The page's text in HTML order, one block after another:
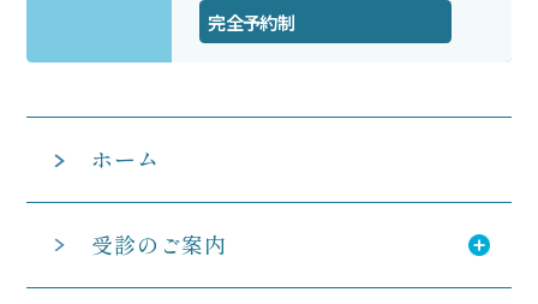
完全予約制
ホーム
受診のご案内